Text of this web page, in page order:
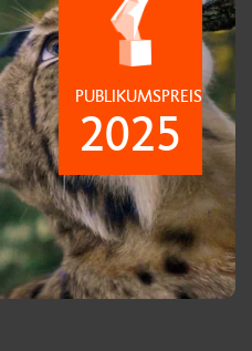
PUBLIKUMSPREIS
2025